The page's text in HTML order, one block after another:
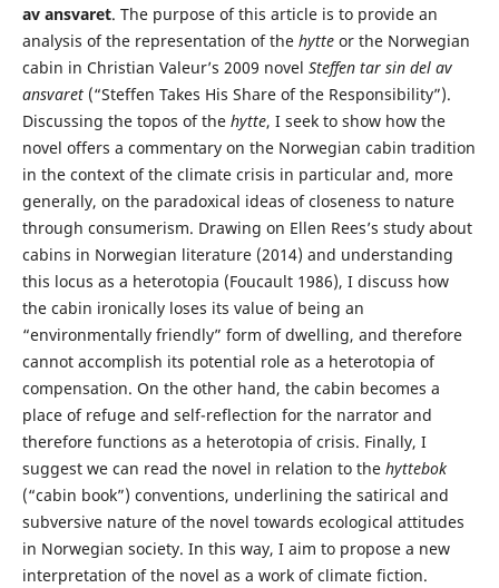
av ansvaret. The purpose of this article is to provide an
analysis of the representation of the hytteor the Norwegian
cabin in Christian Valeur’s 2009 novel Steffen tar sin del av
ansvaret(“Steffen Takes His Share of the Responsibility”).
Discussing the topos of the hytte, I seek to show how the
novel offers a commentary on the Norwegian cabin tradition
in the context of the climate crisis in particular and, more
generally, on the paradoxical ideas of closeness to nature
through consumerism. Drawing on Ellen Rees’s study about
cabins in Norwegian literature (2014) and understanding
this locus as a heterotopia (Foucault 1986), I discuss how
the cabin ironically loses its value of being an
“environmentally friendly” form of dwelling, and therefore
cannot accomplish its potential role as a heterotopia of
compensation. On the other hand, the cabin becomes a
place of refuge and self-reflection for the narrator and
therefore functions as a heterotopia of crisis. Finally, I
suggest we can read the novel in relation to the hyttebok
(“cabin book”) conventions, underlining the satirical and
subversive nature of the novel towards ecological attitudes
in Norwegian society. In this way, I aim to propose a new
interpretation of the novel as a work of climate fiction.